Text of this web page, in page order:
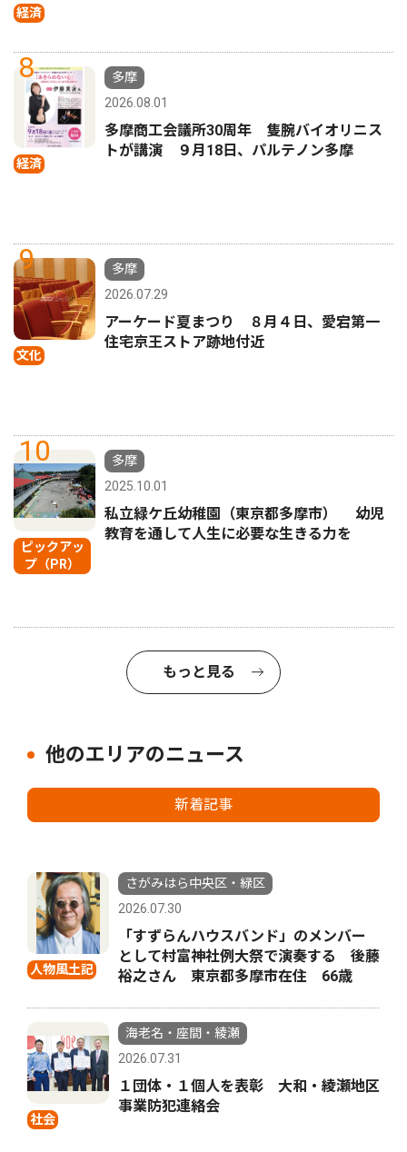
経済
8
経済
多摩
2026.08.01
多摩商工会議所30周年 隻腕バイオリニス
トが講演 ９月18日、パルテノン多摩
9
文化
多摩
2026.07.29
アーケード夏まつり ８月４日、愛宕第一
住宅京王ストア跡地付近
10
ピックアッ
プ（PR）
多摩
2025.10.01
私立緑ケ丘幼稚園（東京都多摩市） 幼児
教育を通して人生に必要な生きる力を
もっと見る
他のエリアのニュース
新着記事
人物風土記
さがみはら中央区・緑区
2026.07.30
「すずらんハウスバンド」のメンバー
として村富神社例大祭で演奏する 後藤
裕之さん 東京都多摩市在住 66歳
社会
海老名・座間・綾瀬
2026.07.31
１団体・１個人を表彰 大和・綾瀬地区
事業防犯連絡会